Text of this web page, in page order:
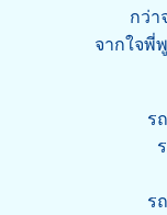
กว่า
จากใจพี่
ร
ร